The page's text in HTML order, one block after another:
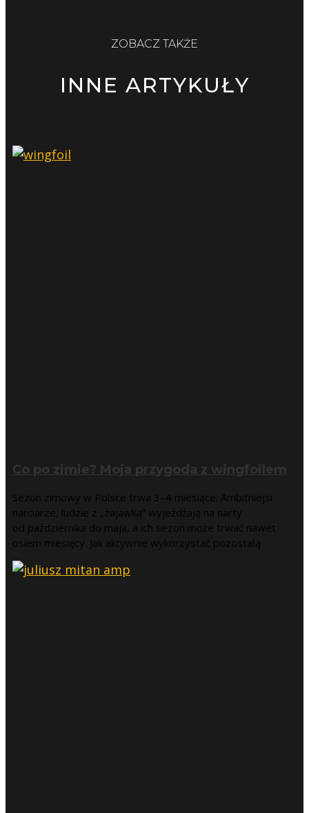
ZOBACZ TAKŻE
INNE ARTYKUŁY
Co po zimie? Moja przygoda z wingfoilem
Sezon zimowy w Polsce trwa 3–4 miesiące. Ambitniejsi
narciarze, ludzie z „zajawką” wyjeżdżają na narty
od października do maja, a ich sezon może trwać nawet
osiem miesięcy. Jak aktywnie wykorzystać pozostałą